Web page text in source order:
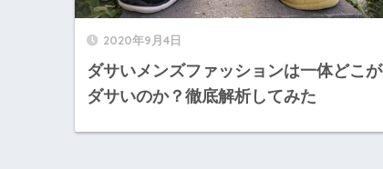
2020年9月4日
ダサいメンズファッションは一体どこが
ダサいのか？徹底解析してみた